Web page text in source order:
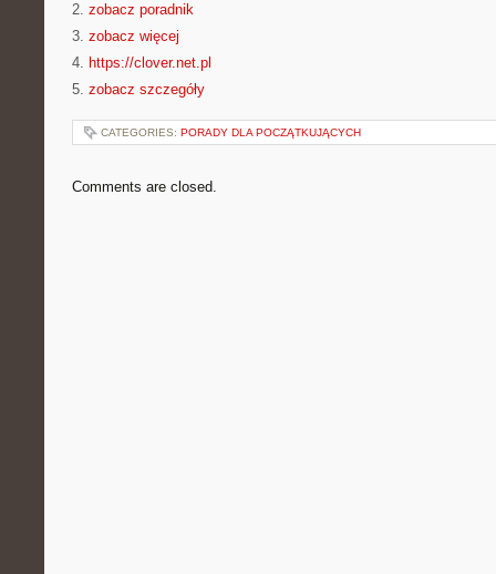
2. zobacz poradnik
3. zobacz więcej
4. https://clover.net.pl
5. zobacz szczegóły
CATEGORIES: PORADY DLA POCZĄTKUJĄCYCH
Comments are closed.